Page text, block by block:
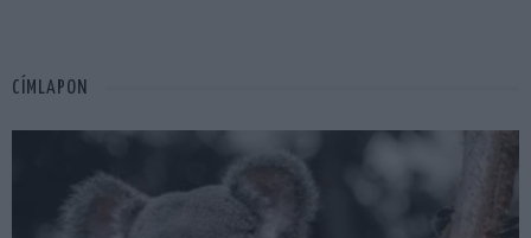
CÍMLAPON